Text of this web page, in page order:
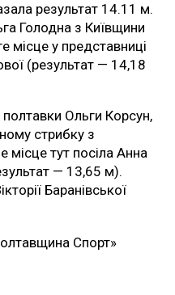
результат 14.11 м.
Голодна з Київщини
місце у представниці
(результат — 14,18
Ольги Корсун,
стрибку з
тут посіла Анна
— 13,65 м).
Баранівської
Спорт»